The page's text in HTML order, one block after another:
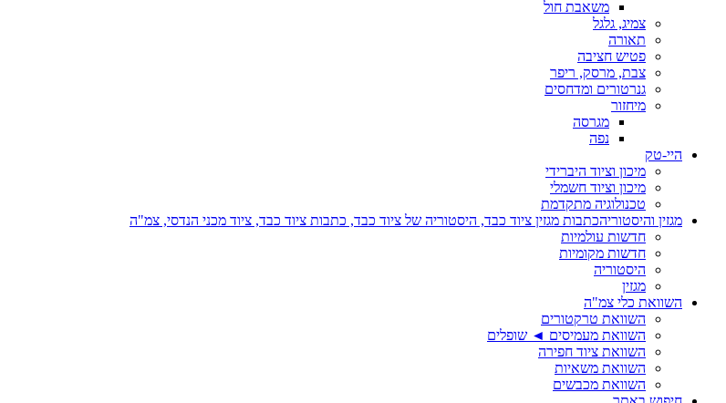
משאבת חול
צמיג, גלגל
תאורה
פטיש חציבה
צבת, מרסק, ריפר
גנרטורים ומדחסים
מיחזור
מגרסה
נפה
היי-טק
מיכון וציוד היברידי
מיכון וציוד חשמלי
טכנולוגיה מתקדמת
מגזין והיסטוריהכתבות מגזין ציוד כבד, היסטוריה של ציוד כבד, כתבות ציוד כבד, ציוד מכני הנדסי, צמ"ה
חדשות עולמיות
חדשות מקומיות
היסטוריה
מגזין
השוואת כלי צמ"ה
השוואת טרקטורים
השוואת מעמיסים ◄ שופלים
השוואת ציוד חפירה
השוואת משאיות
השוואת מכבשים